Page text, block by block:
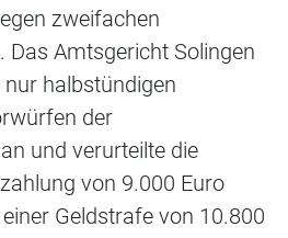
zweifachen
Das Amtsgericht Solingen
halbstündigen
der
und verurteilte die
von 9.000 Euro
Geldstrafe von 10.800